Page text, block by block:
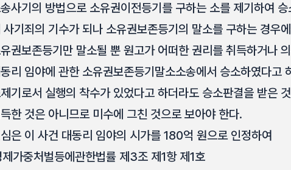
사기의 방법으로 소유권이전등기를 구하는 소를 제기하여
사기죄의 기수가 되나 소유권보존등기의 말소를 구하는 경우
권보존등기만 말소될 뿐 원고가 어떠한 권리를 취득하거나
리 임야에 관한 소유권보존등기말소소송에서 승소하였다고
기로서 실행의 착수가 있었다고 하더라도 승소판결을 받은
한 것은 아니므로 미수에 그친 것으로 보아야 한다.
은 이 사건 대동리 임야의 시가를 180억 원으로 인정하여
가중처벌등에관한법률 제3조 제1항 제1호